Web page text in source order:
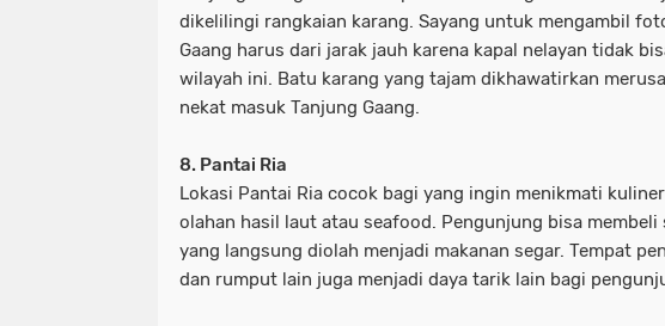
dikelilingi rangkaian karang. Sayang untuk mengambil
Gaang harus dari jarak jauh karena kapal nelayan tidak
wilayah ini. Batu karang yang tajam dikhawatirkan
nekat masuk Tanjung Gaang.
8. Pantai Ria
Lokasi Pantai Ria cocok bagi yang ingin menikmati
olahan hasil laut atau seafood. Pengunjung bisa membeli
yang langsung diolah menjadi makanan segar. Tempat
dan rumput lain juga menjadi daya tarik lain bagi